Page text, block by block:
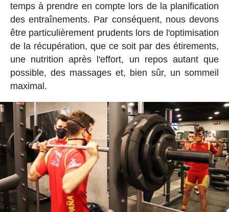
temps à prendre en compte lors de la planification
des entraînements. Par conséquent, nous devons
être particulièrement prudents lors de l'optimisation
de la récupération, que ce soit par des étirements,
une nutrition après l'effort, un repos autant que
possible, des massages et, bien sûr, un sommeil
maximal.